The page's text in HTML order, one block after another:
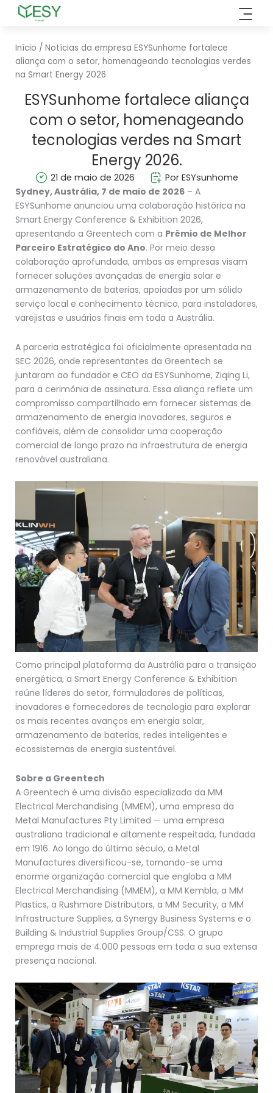
Saltar
conteúdo
Início / Notícias da empresa ESYSunhome fortalece
aliança com o setor, homenageando tecnologias verdes
na Smart Energy 2026
ESYSunhome fortalece aliança
com o setor, homenageando
tecnologias verdes na Smart
Energy 2026.
21 de maio de 2026
Por ESYsunhome
Sydney, Austrália, 7 de maio de 2026 – A
ESYSunhome anunciou uma colaboração histórica na
Smart Energy Conference & Exhibition 2026,
apresentando a Greentech com a Prêmio de Melhor
Parceiro Estratégico do Ano. Por meio dessa
colaboração aprofundada, ambas as empresas visam
fornecer soluções avançadas de energia solar e
armazenamento de baterias, apoiadas por um sólido
serviço local e conhecimento técnico, para instaladores,
varejistas e usuários finais em toda a Austrália.
A parceria estratégica foi oficialmente apresentada na
SEC 2026, onde representantes da Greentech se
juntaram ao fundador e CEO da ESYSunhome, Ziqing Li,
para a cerimônia de assinatura. Essa aliança reflete um
compromisso compartilhado em fornecer sistemas de
armazenamento de energia inovadores, seguros e
confiáveis, além de consolidar uma cooperação
comercial de longo prazo na infraestrutura de energia
renovável australiana.
Como principal plataforma da Austrália para a transição
energética, a Smart Energy Conference & Exhibition
reúne líderes do setor, formuladores de políticas,
inovadores e fornecedores de tecnologia para explorar
os mais recentes avanços em energia solar,
armazenamento de baterias, redes inteligentes e
ecossistemas de energia sustentável.
Sobre a Greentech
A Greentech é uma divisão especializada da MM
Electrical Merchandising (MMEM), uma empresa da
Metal Manufactures Pty Limited — uma empresa
australiana tradicional e altamente respeitada, fundada
em 1916. Ao longo do último século, a Metal
Manufactures diversificou-se, tornando-se uma
enorme organização comercial que engloba a MM
Electrical Merchandising (MMEM), a MM Kembla, a MM
Plastics, a Rushmore Distributors, a MM Security, a MM
Infrastructure Supplies, a Synergy Business Systems e o
Building & Industrial Supplies Group/CSS. O grupo
emprega mais de 4.000 pessoas em toda a sua extensa
presença nacional.